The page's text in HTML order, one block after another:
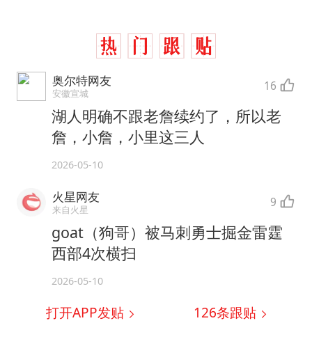
奥尔特网友
安徽宣城 16
湖人明确不跟老詹续约了，所以老
詹，小詹，小里这三人
2026-05-10
火星网友
来自火星 9
goat（狗哥）被马刺勇士掘金雷霆
西部4次横扫
2026-05-10
打开APP发贴 126条跟贴